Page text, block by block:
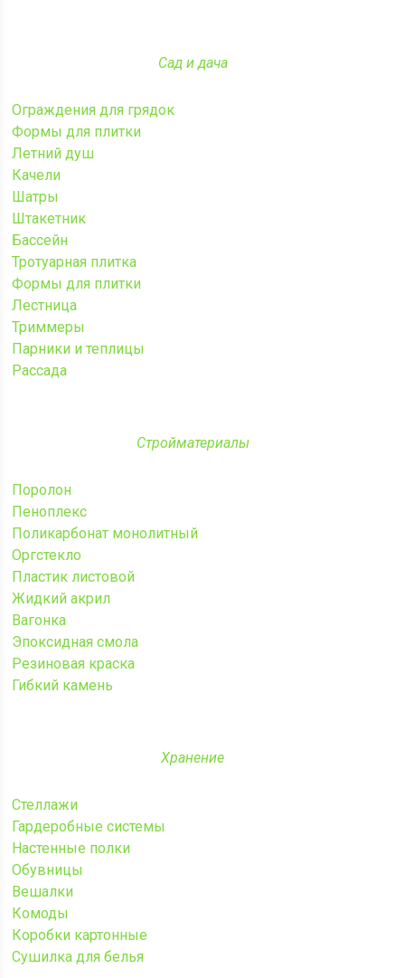
Сад и дача
Ограждения для грядок
Формы для плитки
Летний душ
Качели
Шатры
Штакетник
Бассейн
Тротуарная плитка
Формы для плитки
Лестница
Триммеры
Парники и теплицы
Рассада
Стройматериалы
Поролон
Пеноплекс
Поликарбонат монолитный
Оргстекло
Пластик листовой
Жидкий акрил
Вагонка
Эпоксидная смола
Резиновая краска
Гибкий камень
Хранение
Стеллажи
Гардеробные системы
Настенные полки
Обувницы
Вешалки
Комоды
Коробки картонные
Сушилка для белья